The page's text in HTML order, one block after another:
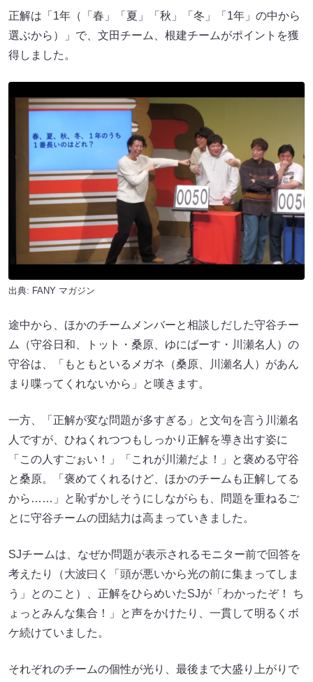
正解は「1年（「春」「夏」「秋」「冬」「1年」の中から
選ぶから）」で、文田チーム、根建チームがポイントを獲
得しました。
出典: FANY マガジン
途中から、ほかのチームメンバーと相談しだした守谷チー
ム（守谷日和、トット・桑原、ゆにばーす・川瀬名人）の
守谷は、「もともといるメガネ（桑原、川瀬名人）があん
まり喋ってくれないから」と嘆きます。
一方、「正解が変な問題が多すぎる」と文句を言う川瀬名
人ですが、ひねくれつつもしっかり正解を導き出す姿に
「この人すごぉい！」「これが川瀬だよ！」と褒める守谷
と桑原。「褒めてくれるけど、ほかのチームも正解してる
から……」と恥ずかしそうにしながらも、問題を重ねるご
とに守谷チームの団結力は高まっていきました。
SJチームは、なぜか問題が表示されるモニター前で回答を
考えたり（大波曰く「頭が悪いから光の前に集まってしま
う」とのこと）、正解をひらめいたSJが「わかったぞ！ ち
ょっとみんな集合！」と声をかけたり、一貫して明るくボ
ケ続けていました。
それぞれのチームの個性が光り、最後まで大盛り上がりで